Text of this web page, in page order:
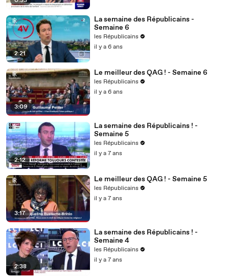
2:21
La semaine des Républicains -
Semaine 6
les Républicains
il y a 6 ans
3:09
Le meilleur des QAG ! - Semaine 6
les Républicains
il y a 6 ans
2:12
La semaine des Républicains ! -
Semaine 5
les Républicains
il y a 7 ans
3:17
Le meilleur des QAG ! - Semaine 5
les Républicains
il y a 7 ans
2:38
La semaine des Républicains ! -
Semaine 4
les Républicains
il y a 7 ans